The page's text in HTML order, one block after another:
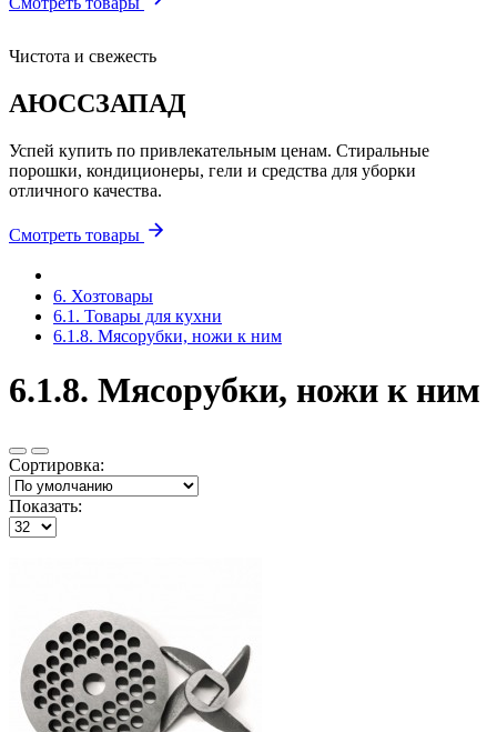
Чистота и свежесть
АЮССЗАПАД
Успей купить по привлекательным ценам. Стиральные
порошки, кондиционеры, гели и средства для уборки
отличного качества.
Смотреть товары
6. Хозтовары
6.1. Товары для кухни
6.1.8. Мясорубки, ножи к ним
6.1.8. Мясорубки, ножи к ним
Сортировка:
Показать: